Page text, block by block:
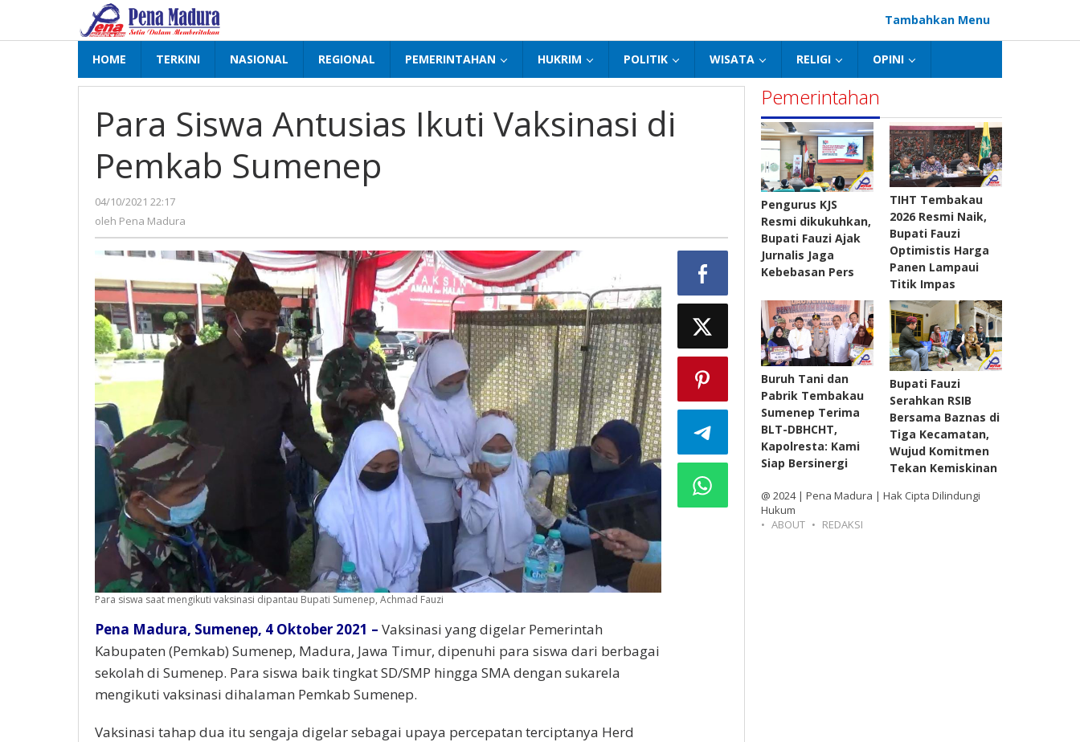
konten
Tambahkan Menu
HOME TERKINI NASIONAL REGIONAL PEMERINTAHAN HUKRIM POLITIK WISATA RELIGI OPINI
Para Siswa Antusias Ikuti Vaksinasi di
Pemkab Sumenep
04/10/2021 22:17
Pena
oleh Pena Madura
Para siswa saat mengikuti vaksinasi dipantau Bupati Sumenep, Achmad Fauzi
Pena Madura, Sumenep, 4 Oktober 2021 – Vaksinasi yang digelar Pemerintah
Kabupaten (Pemkab) Sumenep, Madura, Jawa Timur, dipenuhi para siswa dari berbagai
sekolah di Sumenep. Para siswa baik tingkat SD/SMP hingga SMA dengan sukarela
mengikuti vaksinasi dihalaman Pemkab Sumenep.
Vaksinasi tahap dua itu sengaja digelar sebagai upaya percepatan terciptanya Herd
Pemerintahan
Pengurus KJS
Resmi dikukuhkan,
Bupati Fauzi Ajak
Jurnalis Jaga
Kebebasan Pers
TIHT Tembakau
2026 Resmi Naik,
Bupati Fauzi
Optimistis Harga
Panen Lampaui
Titik Impas
Buruh Tani dan
Pabrik Tembakau
Sumenep Terima
BLT-DBHCHT,
Kapolresta: Kami
Siap Bersinergi
Bupati Fauzi
Serahkan RSIB
Bersama Baznas di
Tiga Kecamatan,
Wujud Komitmen
Tekan Kemiskinan
@ 2024 | Pena Madura | Hak Cipta Dilindungi
Hukum
ABOUT
REDAKSI